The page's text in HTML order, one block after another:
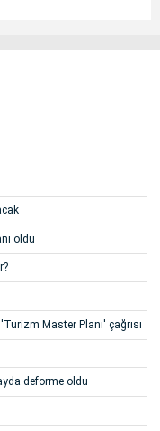
oldu
Master Planı' çağrısı
deforme oldu